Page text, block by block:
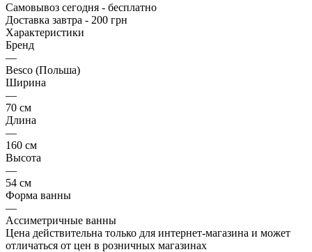
Самовывоз сегодня - бесплатно
Доставка завтра - 200 грн
Характеристики
Бренд
—
Besco (Польша)
Ширина
—
70 см
Длина
—
160 см
Высота
—
54 см
Форма ванны
—
Ассиметричные ванны
Цена действительна только для интернет-магазина и может
отличаться от цен в розничных магазинах